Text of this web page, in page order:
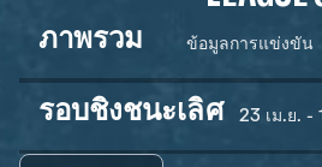
ภาพรวม ข้อมูลการแข่งขัน
รอบชิงชนะเลิศ 23 เม.ย. -